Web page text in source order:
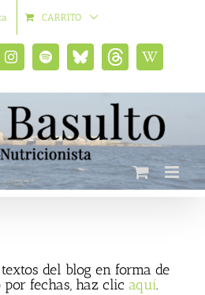
CARRITO
InstagramSpotifyBluesky
social
ThreadsWikipedia
del blog en forma de
fechas, haz clic aquí.